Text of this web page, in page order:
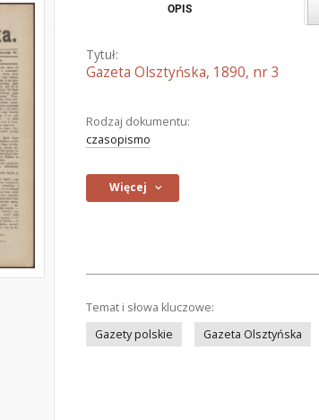
OPIS
Tytuł:
Gazeta Olsztyńska, 1890, nr 3
Rodzaj dokumentu:
czasopismo
Więcej
Temat i słowa kluczowe:
Gazety polskie
Gazeta Olsztyńska